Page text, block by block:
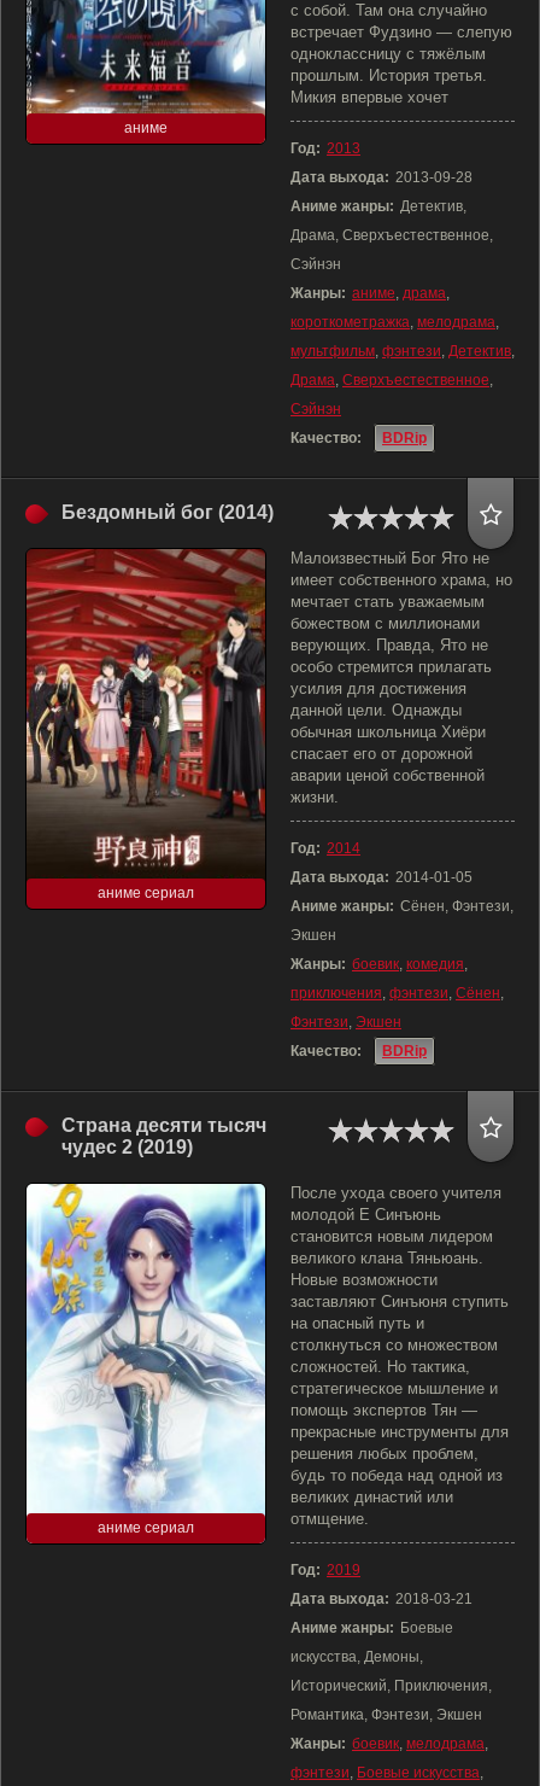
аниме
с собой. Там она случайно
встречает Фудзино — слепую
одноклассницу с тяжёлым
прошлым. История третья.
Микия впервые хочет
Год: 2013
Дата выхода: 2013-09-28
Аниме жанры: Детектив,
Драма, Сверхъестественное,
Сэйнэн
Жанры: аниме, драма,
короткометражка, мелодрама,
мультфильм, фэнтези, Детектив,
Драма, Сверхъестественное,
Сэйнэн
Качество:
BDRip
Бездомный бог (2014)
аниме сериал
Малоизвестный Бог Ято не
имеет собственного храма, но
мечтает стать уважаемым
божеством с миллионами
верующих. Правда, Ято не
особо стремится прилагать
усилия для достижения
данной цели. Однажды
обычная школьница Хиёри
спасает его от дорожной
аварии ценой собственной
жизни.
Год: 2014
Дата выхода: 2014-01-05
Аниме жанры: Сёнен, Фэнтези,
Экшен
Жанры: боевик, комедия,
приключения, фэнтези, Сёнен,
Фэнтези, Экшен
Качество:
BDRip
Страна десяти тысяч
чудес 2 (2019)
аниме сериал
После ухода своего учителя
молодой Е Синъюнь
становится новым лидером
великого клана Тяньюань.
Новые возможности
заставляют Синъюня ступить
на опасный путь и
столкнуться со множеством
сложностей. Но тактика,
стратегическое мышление и
помощь экспертов Тян —
прекрасные инструменты для
решения любых проблем,
будь то победа над одной из
великих династий или
отмщение.
Год: 2019
Дата выхода: 2018-03-21
Аниме жанры: Боевые
искусства, Демоны,
Исторический, Приключения,
Романтика, Фэнтези, Экшен
Жанры: боевик, мелодрама,
фэнтези, Боевые искусства,